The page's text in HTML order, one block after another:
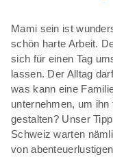
Mami sein ist
schön harte Arbeit.
sich für einen Tag
lassen. Der Alltag
was kann eine
unternehmen, um
gestalten? Unser
Schweiz warten
von